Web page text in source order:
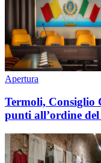
Apertura
Termoli, Consiglio
punti all’ordine